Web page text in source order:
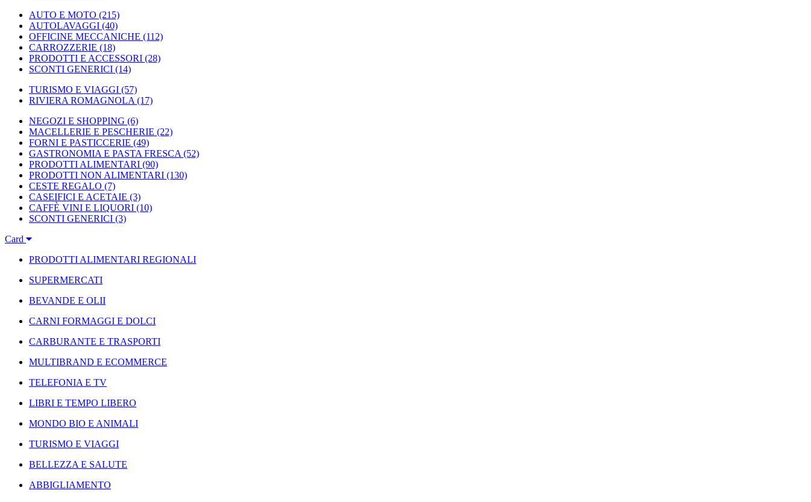
AUTO E MOTO (215)
AUTOLAVAGGI (40)
OFFICINE MECCANICHE (112)
CARROZZERIE (18)
PRODOTTI E ACCESSORI (28)
SCONTI GENERICI (14)
TURISMO E VIAGGI (57)
RIVIERA ROMAGNOLA (17)
NEGOZI E SHOPPING (6)
MACELLERIE E PESCHERIE (22)
FORNI E PASTICCERIE (49)
GASTRONOMIA E PASTA FRESCA (52)
PRODOTTI ALIMENTARI (90)
PRODOTTI NON ALIMENTARI (130)
CESTE REGALO (7)
CASEIFICI E ACETAIE (3)
CAFFÈ VINI E LIQUORI (10)
SCONTI GENERICI (3)
Card
PRODOTTI ALIMENTARI REGIONALI
SUPERMERCATI
BEVANDE E OLII
CARNI FORMAGGI E DOLCI
CARBURANTE E TRASPORTI
MULTIBRAND E ECOMMERCE
TELEFONIA E TV
LIBRI E TEMPO LIBERO
MONDO BIO E ANIMALI
TURISMO E VIAGGI
BELLEZZA E SALUTE
ABBIGLIAMENTO